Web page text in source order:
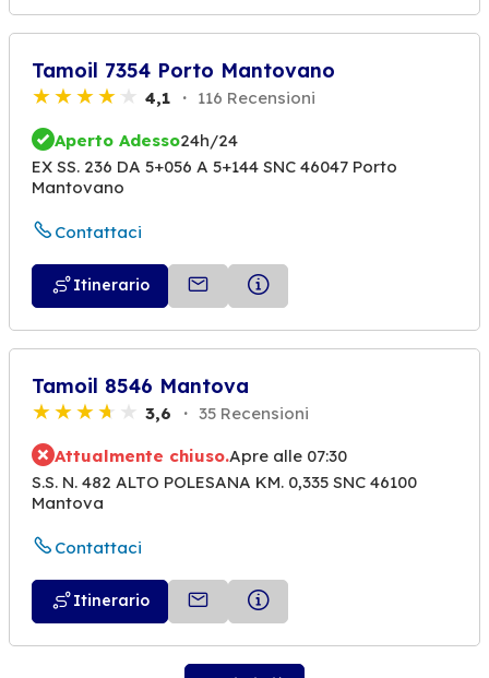
Tamoil 7354 Porto Mantovano
4,1 116 Recensioni
Aperto Adesso24h/24
EX SS. 236 DA 5+056 A 5+144 SNC 46047 Porto
Mantovano
Contattaci
Itinerario
Tamoil 8546 Mantova
3,6 35 Recensioni
Attualmente chiuso.Apre alle 07:30
S.S. N. 482 ALTO POLESANA KM. 0,335 SNC 46100
Mantova
Contattaci
Itinerario